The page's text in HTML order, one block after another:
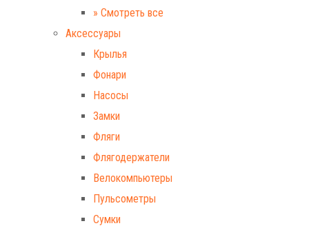
» Смотреть все
Аксессуары
Крылья
Фонари
Насосы
Замки
Фляги
Флягодержатели
Велокомпьютеры
Пульсометры
Сумки